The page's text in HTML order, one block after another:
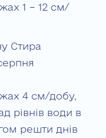
1 – 12 см/
Стира
4 см/добу,
рівнів води в
решти днів